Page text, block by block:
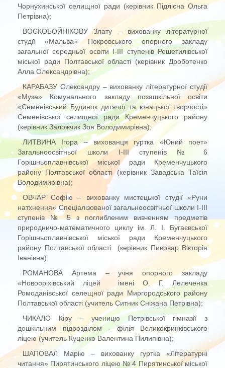
Чорнухинської селищної ради (керівник Підлісна Ольга
Петрівна);
ВОСКОБОЙНІКОВУ Злату – вихованку літературної
студії «Мальва» Покровського опорного закладу
загальної середньої освіти І-ІІІ ступенів Решетилівської
міської ради Полтавської області (керівник Дроботенко
Алла Олександрівна);
КАРАБАЗУ Олександру – вихованку літературної студії
«Муза» Комунального закладу позашкільної освіти
«Семенівський Будинок дитячої та юнацької творчості»
Семенівської селищної ради Кременчуцького району
(керівник Заложчик Зоя Володимирівна);
ЛИТВИНА Ігора – вихованця гуртка «Юний поет»
Загальноосвітньої школи І-ІІІ ступенів № 6
Горішньоплавнівської міської ради Кременчуцького
району Полтавської області (керівник Завадська Таїсія
Володимирівна);
ОВЧАР Софію – вихованку мистецької студії «Руни
натхнення» Спеціалізованої загальноосвітньої школи І-ІІІ
ступенів № 5 з поглибленим вивченням предметів
природничо-математичного циклу ім. Л. І. Бугаєвської
Горішньоплавнівської міської ради Кременчуцького
району Полтавської області (керівник Пивовар Вікторія
Іванівна);
РОМАНОВА Артема – учня опорного закладу
«Новооріхівський ліцей імені О. Г. Лелеченка
Ромоданівської селещної ради Миргородського району
Полтавської області (учитель Ситник Сніжана Петрівна);
ЧИКАЛО Кіру – ученицю Петрівської гімназії з
дошкільним підрозділом - філія Великокринківського
ліцею (учитель Куценко Валентина Пилипівна);
ШАПОВАЛ Марію – вихованку гуртка «Літературні
читання» Пирятинського ліцею № 4 Пирятинської міської